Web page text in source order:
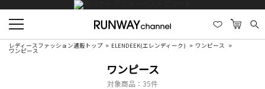
レディースファッション通販トップ ELENDEEK(エレンディーク) ワンピース
ワンピース
ワンピース
対象商品： 35件